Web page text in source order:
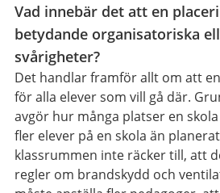
Vad innebär det att en
betydande organisatoriska
svårigheter?
Det handlar framför allt om att
för alla elever som vill gå där.
avgör hur många platser en
fler elever på en skola än
klassrummen inte räcker till, att
regler om brandskydd och